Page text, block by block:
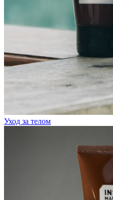
Уход за телом